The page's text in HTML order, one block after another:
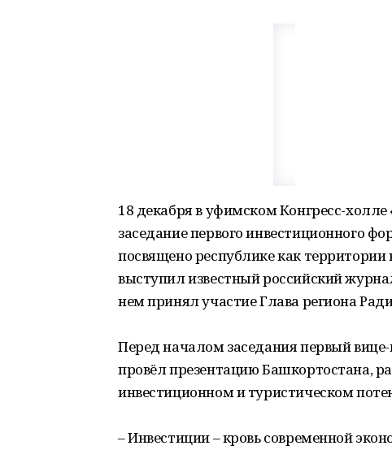
18 декабря в уфимском Конгресс-
заседание первого инвестиционного
посвящено республике как
выступил известный российский
нем принял участие Глава региона
Перед началом заседания первый
провёл презентацию Башкортостана,
инвестиционном и туристическом
– Инвестиции – кровь современной